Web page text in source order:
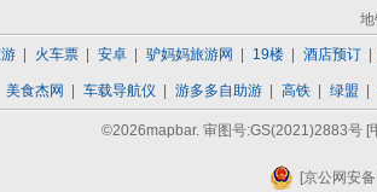
地
火车票 安卓 驴妈妈旅游网 19楼 酒店预订
美食杰网 车载导航仪 游多多自助游 高铁 绿盟
©2026mapbar. 审图号:GS(2021)2883号 [
[京公网安